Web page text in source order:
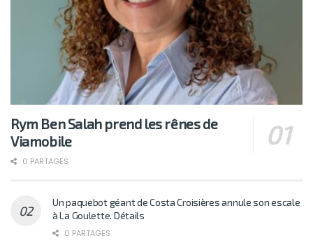
Rym Ben Salah prend les rênes de
Viamobile
0 PARTAGES
Un paquebot géant de Costa Croisières annule son escale
à La Goulette. Détails
0 PARTAGES